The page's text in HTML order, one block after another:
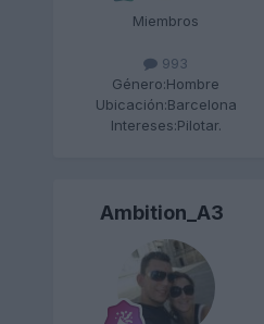
Miembros
993
Género:Hombre
Ubicación:Barcelona
Intereses:Pilotar.
Ambition_A3